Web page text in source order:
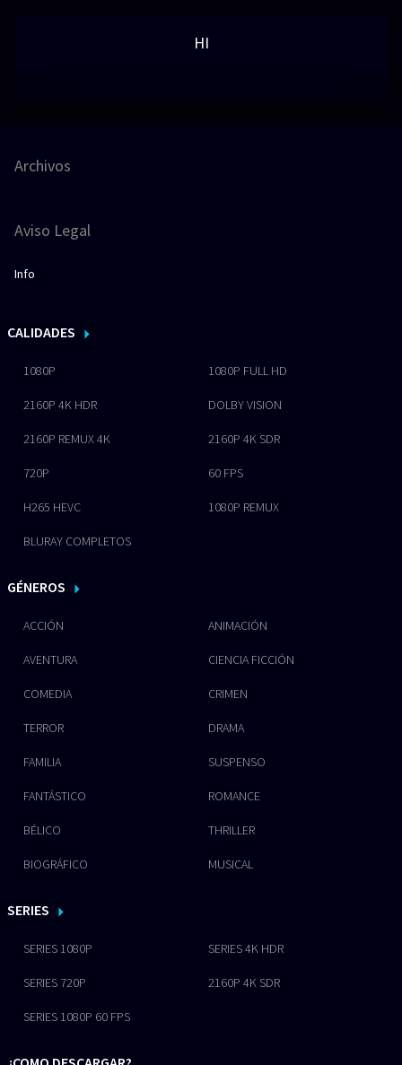
HI
Archivos
Aviso Legal
Info
CALIDADES
1080P 1080P FULL HD
2160P 4K HDR DOLBY VISION
2160P REMUX 4K 2160P 4K SDR
720P 60 FPS
H265 HEVC 1080P REMUX
BLURAY COMPLETOS
GÉNEROS
ACCIÓN ANIMACIÓN
AVENTURA CIENCIA FICCIÓN
COMEDIA CRIMEN
TERROR DRAMA
FAMILIA SUSPENSO
FANTÁSTICO ROMANCE
BÉLICO THRILLER
BIOGRÁFICO MUSICAL
SERIES
SERIES 1080P SERIES 4K HDR
SERIES 720P 2160P 4K SDR
SERIES 1080P 60 FPS